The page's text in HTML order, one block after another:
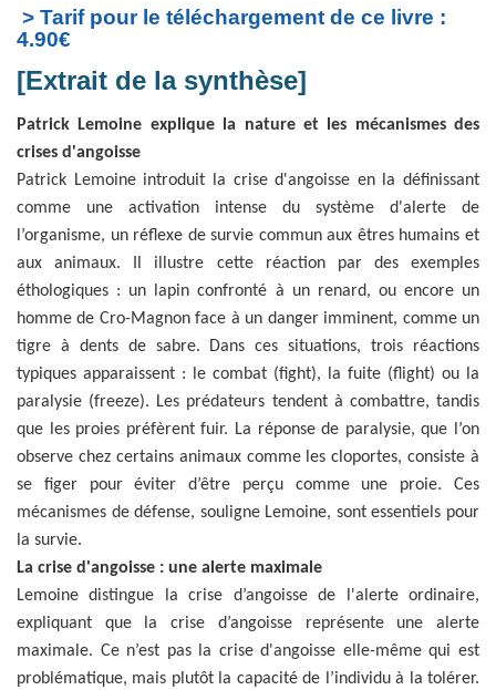
> Tarif pour le téléchargement de ce livre :
4.90€
[Extrait de la synthèse]
Patrick Lemoine explique la nature et les mécanismes des
crises d'angoisse
Patrick Lemoine introduit la crise d'angoisse en la définissant
comme une activation intense du système d'alerte de
l’organisme, un réflexe de survie commun aux êtres humains et
aux animaux. Il illustre cette réaction par des exemples
éthologiques : un lapin confronté à un renard, ou encore un
homme de Cro-Magnon face à un danger imminent, comme un
tigre à dents de sabre. Dans ces situations, trois réactions
typiques apparaissent : le combat (fight), la fuite (flight) ou la
paralysie (freeze). Les prédateurs tendent à combattre, tandis
que les proies préfèrent fuir. La réponse de paralysie, que l’on
observe chez certains animaux comme les cloportes, consiste à
se figer pour éviter d’être perçu comme une proie. Ces
mécanismes de défense, souligne Lemoine, sont essentiels pour
la survie.
La crise d'angoisse : une alerte maximale
Lemoine distingue la crise d’angoisse de l'alerte ordinaire,
expliquant que la crise d’angoisse représente une alerte
maximale. Ce n’est pas la crise d'angoisse elle-même qui est
problématique, mais plutôt la capacité de l’individu à la tolérer.